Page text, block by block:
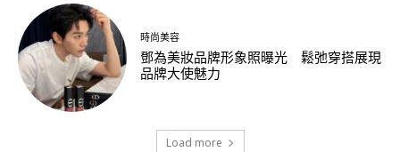
時尚美容
鄧為美妝品牌形象照曝光 鬆弛穿搭展現
品牌大使魅力
Load more